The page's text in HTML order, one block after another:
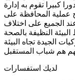
كبيرا تقوم به إدارة
عملية المحافظة على
الجميع على اختلاف
النظيفة بالصحة
الجيدة تجاه البيئة
لديك استفسارات